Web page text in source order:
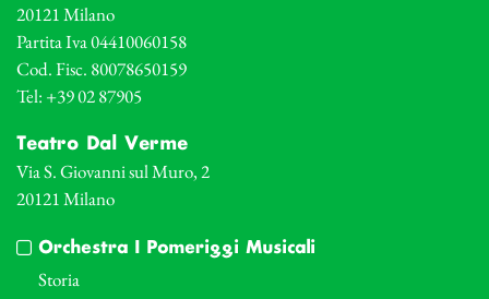
20121 Milano
Partita Iva 04410060158
Cod. Fisc. 80078650159
Tel: +39 02 87905
Teatro Dal Verme
Via S. Giovanni sul Muro, 2
20121 Milano
Orchestra I Pomeriggi Musicali
Storia